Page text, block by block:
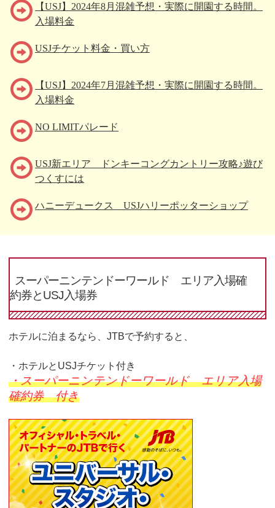
【USJ】2024年8月混雑予想・実際に開園する時間。
入場料金
USJチケット料金・買い方
【USJ】2024年7月混雑予想・実際に開園する時間。
入場料金
NO LIMITパレード
USJ新エリア ドンキーコングカントリー攻略♪遊び
つくすには
ハニーデュークス USJハリーポッターショップ
スーパーニンテンドーワールド エリア入場確
約券とUSJ入場券
ホテルに泊まるなら、JTBで予約すると、
・ホテルとUSJチケット付き
・スーパーニンテンドーワールド エリア入場
確約券 付き